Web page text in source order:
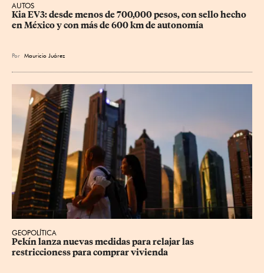
AUTOS
Kia EV3: desde menos de 700,000 pesos, con sello hecho
en México y con más de 600 km de autonomía
Por Mauricio Juárez
GEOPOLÍTICA
Pekín lanza nuevas medidas para relajar ⁠las
restriccioness para comprar vivienda